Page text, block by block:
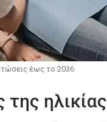
έως το 2036
ηλικίας